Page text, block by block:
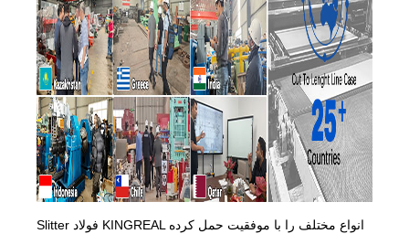
Slitter فولاد KINGREAL انواع مختلف را با موفقیت حمل کرده